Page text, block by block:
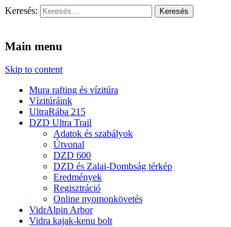
Keresés:
Main menu
Skip to content
Mura rafting és vízitúra
Vízitúráink
UltraRába 215
DZD Ultra Trail
Adatok és szabályok
Útvonal
DZD 600
DZD és Zalai-Dombság térkép
Eredmények
Regisztráció
Online nyomonkövetés
VidrAlpin Arbor
Vidra kajak-kenu bolt